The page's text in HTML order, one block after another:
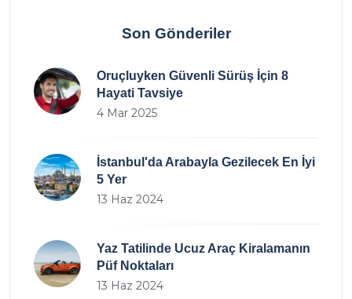
Son Gönderiler
Oruçluyken Güvenli Sürüş İçin 8
Hayati Tavsiye
4 Mar 2025
İstanbul'da Arabayla Gezilecek En İyi
5 Yer
13 Haz 2024
Yaz Tatilinde Ucuz Araç Kiralamanın
Püf Noktaları
13 Haz 2024